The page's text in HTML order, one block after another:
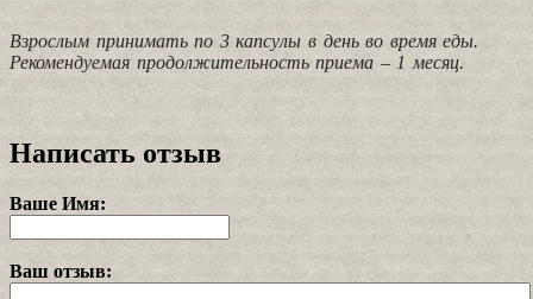
Взрослым принимать по 3 капсулы в день во время еды.
Рекомендуемая продолжительность приема – 1 месяц.
Написать отзыв
Ваше Имя:
Ваш отзыв: